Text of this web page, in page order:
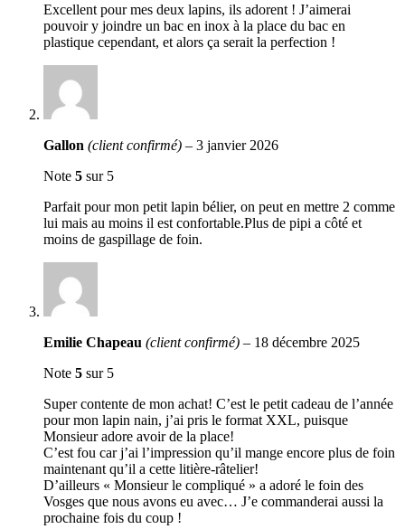
Excellent pour mes deux lapins, ils adorent ! J’aimerai
pouvoir y joindre un bac en inox à la place du bac en
plastique cependant, et alors ça serait la perfection !
Gallon (client confirmé) – 3 janvier 2026
Note 5 sur 5
Parfait pour mon petit lapin bélier, on peut en mettre 2 comme
lui mais au moins il est confortable.Plus de pipi a côté et
moins de gaspillage de foin.
Emilie Chapeau (client confirmé) – 18 décembre 2025
Note 5 sur 5
Super contente de mon achat! C’est le petit cadeau de l’année
pour mon lapin nain, j’ai pris le format XXL, puisque
Monsieur adore avoir de la place!
C’est fou car j’ai l’impression qu’il mange encore plus de foin
maintenant qu’il a cette litière-râtelier!
D’ailleurs « Monsieur le compliqué » a adoré le foin des
Vosges que nous avons eu avec… J’e commanderai aussi la
prochaine fois du coup !